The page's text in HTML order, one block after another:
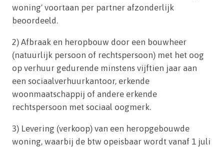
woning' voortaan per partner afzonderlijk
beoordeeld.
2) Afbraak en heropbouw door een bouwheer
(natuurlijk persoon of rechtspersoon) met het oog
op verhuur gedurende minstens vijftien jaar aan
een sociaalverhuurkantoor, erkende
woonmaatschappij of andere erkende
rechtspersoon met sociaal oogmerk.
3) Levering (verkoop) van een heropgebouwde
woning, waarbij de btw opeisbaar wordt vanaf 1 juli